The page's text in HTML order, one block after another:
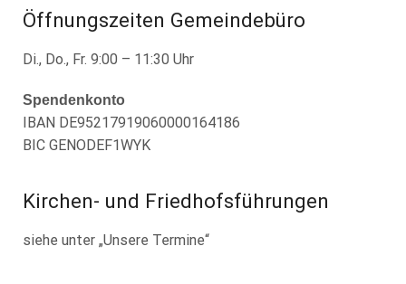
Öffnungszeiten Gemeindebüro
Di., Do., Fr. 9:00 – 11:30 Uhr
Spendenkonto
IBAN DE95217919060000164186
BIC GENODEF1WYK
Kirchen- und Friedhofsführungen
siehe unter „Unsere Termine“